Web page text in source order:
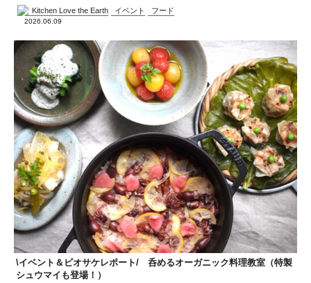
Kitchen Love the Earth イベント フード
2026.06.09
\イベント＆ビオサケレポート/ 呑めるオーガニック料理教室（特製
シュウマイも登場！）